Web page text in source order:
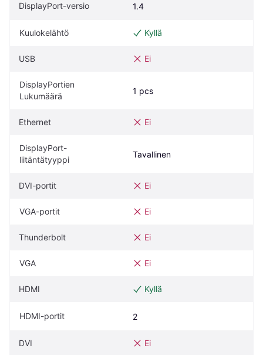
DisplayPort-versio 1.4
Kuulokelähtö Kyllä
USB Ei
DisplayPortien
Lukumäärä
1 pcs
Ethernet Ei
DisplayPort-
liitäntätyyppi
Tavallinen
DVI-portit Ei
VGA-portit Ei
Thunderbolt Ei
VGA Ei
HDMI Kyllä
HDMI-portit 2
DVI Ei